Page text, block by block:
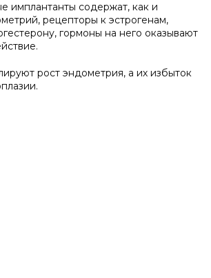
имплантанты содержат, как и
рецепторы к эстрогенам,
гормоны на него оказывают
рост эндометрия, а их избыток